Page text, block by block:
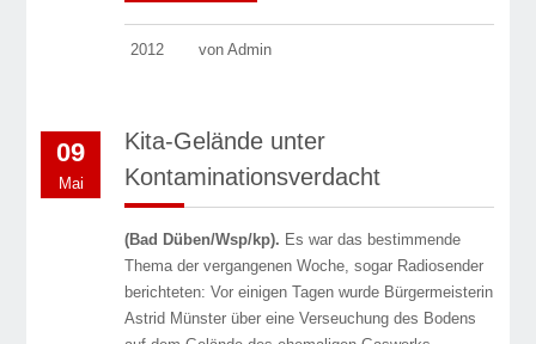
2012 von Admin
09
Mai
Kita-Gelände unter
Kontaminationsverdacht
(Bad Düben/Wsp/kp). Es war das bestimmende
Thema der vergangenen Woche, sogar Radiosender
berichteten: Vor einigen Tagen wurde Bürgermeisterin
Astrid Münster über eine Verseuchung des Bodens